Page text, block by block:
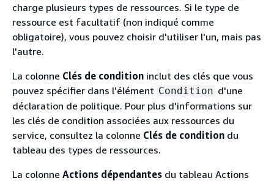
charge plusieurs types de ressources. Si le type de
ressource est facultatif (non indiqué comme
obligatoire), vous pouvez choisir d'utiliser l'un, mais pas
l'autre.
La colonne Clés de condition inclut des clés que vous
pouvez spécifier dans l'élément Condition d'une
déclaration de politique. Pour plus d'informations sur
les clés de condition associées aux ressources du
service, consultez la colonne Clés de condition du
tableau des types de ressources.
La colonne Actions dépendantes du tableau Actions